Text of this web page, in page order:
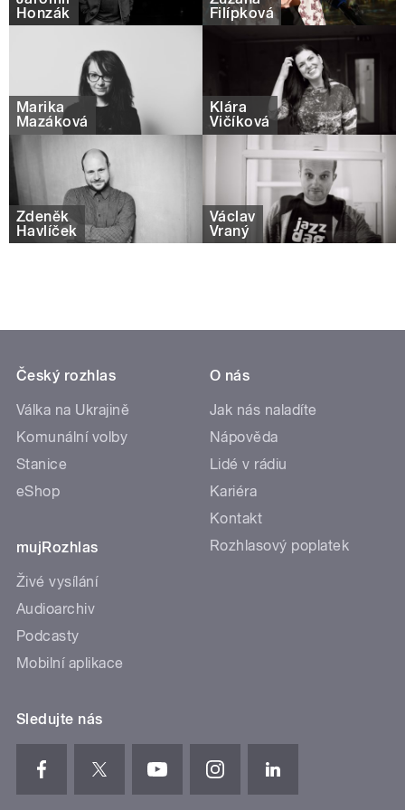
Honzák
Filípková
Marika
Mazáková
Klára
Vičíková
Zdeněk
Havlíček
Václav
Vraný
Český rozhlas
Válka na Ukrajině
Komunální volby
Stanice
eShop
mujRozhlas
Živé vysílání
Audioarchiv
Podcasty
Mobilní aplikace
O nás
Jak nás naladíte
Nápověda
Lidé v rádiu
Kariéra
Kontakt
Rozhlasový poplatek
Sledujte nás